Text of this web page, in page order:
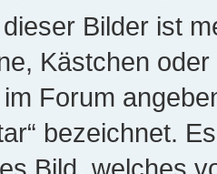
Bilder ist
Kästchen
Forum
bezeichnet.
Bild, welches